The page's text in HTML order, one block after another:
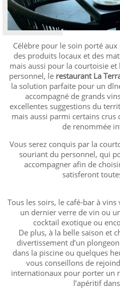
Célèbre pour le soin porté
des produits locaux et des
mais aussi pour la courtoisie
personnel, le restaurant La
la solution parfaite pour un
accompagné de grands
excellentes suggestions du
mais aussi parmi certains crus
de renommée
Vous serez conquis par la
souriant du personnel, qui
accompagner afin de
satisferont
Tous les soirs, le café-bar à
un dernier verre de vin ou
cocktail exotique ou
De plus, à la belle saison et
divertissement d’un
dans la piscine ou quelques
vous conseillons de
internationaux pour porter un
l’apéritif